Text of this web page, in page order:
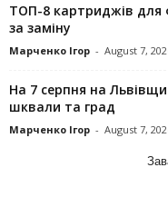
ТОП-8 картриджів для
за заміну
Марченко Ігор - August 7,
На 7 серпня на
шквали та град
Марченко Ігор - August 7,